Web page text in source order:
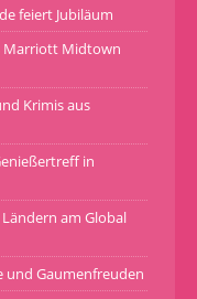
feiert Jubiläum
Marriott Midtown
Krimis aus
in
am Global
und Gaumenfreuden